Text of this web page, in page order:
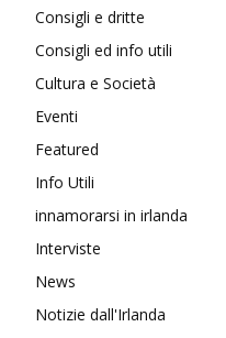
Consigli e dritte
Consigli ed info utili
Cultura e Società
Eventi
Featured
Info Utili
innamorarsi in irlanda
Interviste
News
Notizie dall'Irlanda